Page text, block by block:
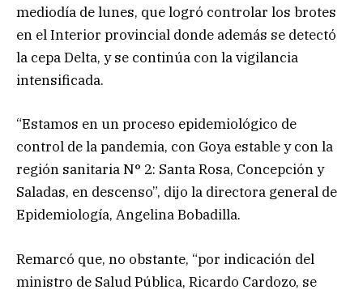
mediodía de lunes, que logró controlar los brotes
en el Interior provincial donde además se detectó
la cepa Delta, y se continúa con la vigilancia
intensificada.
“Estamos en un proceso epidemiológico de
control de la pandemia, con Goya estable y con la
región sanitaria N° 2: Santa Rosa, Concepción y
Saladas, en descenso”, dijo la directora general de
Epidemiología, Angelina Bobadilla.
Remarcó que, no obstante, “por indicación del
ministro de Salud Pública, Ricardo Cardozo, se